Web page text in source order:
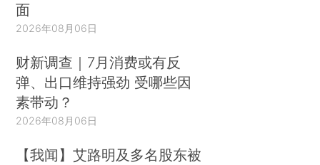
面
2026年08月06日
财新调查｜7月消费或有反
弹、出口维持强劲 受哪些因
素带动？
2026年08月06日
【我闻】艾路明及多名股东被